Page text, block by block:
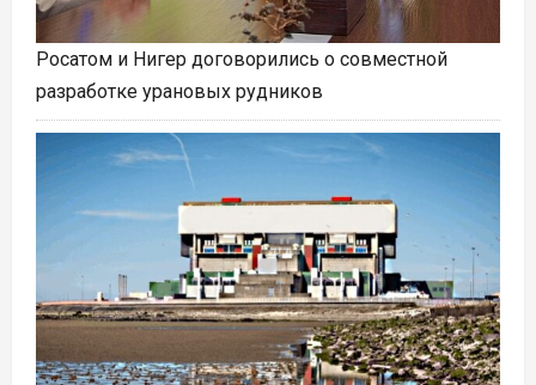
Росатом и Нигер договорились о совместной
разработке урановых рудников